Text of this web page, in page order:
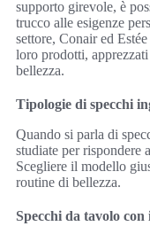
supporto girevole, è
trucco alle esigenze
settore, Conair ed
loro prodotti,
bellezza.
Tipologie di specchi
Quando si parla di
studiate per rispondere
Scegliere il modello
routine di bellezza.
Specchi da tavolo